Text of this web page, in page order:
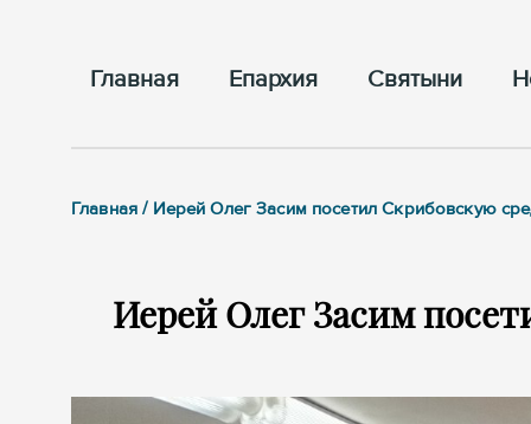
Главная Епархия Cвятыни
Главная / Иерей Олег Засим посетил Скрибовскую
Иерей Олег Засим